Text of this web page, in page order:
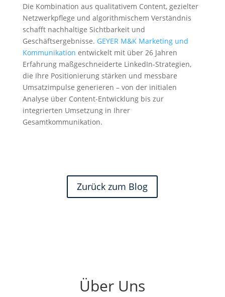
Die Kombination aus qualitativem Content, gezielter
Netzwerkpflege und algorithmischem Verständnis
schafft nachhaltige Sichtbarkeit und
Geschäftsergebnisse. GEYER M&K Marketing und
Kommunikation entwickelt mit über 26 Jahren
Erfahrung maßgeschneiderte LinkedIn-Strategien,
die Ihre Positionierung stärken und messbare
Umsatzimpulse generieren – von der initialen
Analyse über Content-Entwicklung bis zur
integrierten Umsetzung in Ihrer
Gesamtkommunikation.
Zurück zum Blog
Über Uns